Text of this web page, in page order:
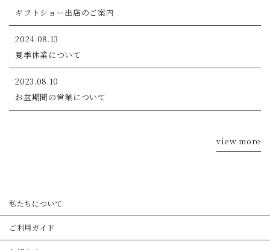
ギフトショー出店のご案内
2024.08.13
夏季休業について
2023.08.10
お盆期間の営業について
view more
私たちについて
ご利用ガイド